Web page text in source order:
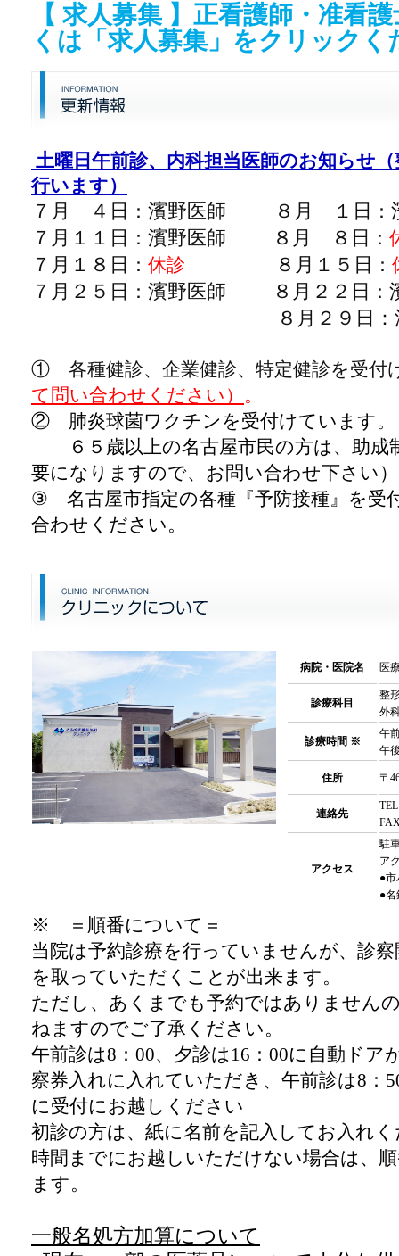
【 求人募集 】正看護師・准看
くは「求人募集」をクリックく
土曜日午前診、内科担当医師のお知らせ
行います）
７ 月 ４ 日 ： 濱野医師 ８ 月 １ 日 ：
７ 月１１ 日 ： 濱野医師 ８ 月 ８ 日 ：
７ 月１８ 日 ： 休診 ８ 月１５ 日 ：
７ 月２５ 日 ： 濱野医師 ８ 月２２ 日 ：
８ 月２９ 日 ：
① 各種健診、企業健診、特定健診を受付
て問い合わせください） 。
② 肺炎球菌ワクチンを受付けています。
６５歳以上の名古屋市民の方は、助成
要になりますので、お問い合わせ下さい）
③ 名古屋市指定の各種『予防接種』を受
合わせください。
病院・医院名 医
診療科目
整
外
診療時間 ※
午
午
住所 〒
連絡先
アクセス
駐
ア
●
●
※ ＝順番について＝
当院は予約診療を行っていませんが、診
を取っていただくことが出来ます。
ただし、あくまでも予約ではありません
ねますのでご了承ください。
午前診は8 ： 00、夕診は 16 ： 00に自動ドア
察券入れに入れていただき、午前診は8 ：
に受付にお越しください
初診の方は、紙に名前を記入してお入れ
時間までにお越しいただけない場合は、
ます。
一般名処方加算について